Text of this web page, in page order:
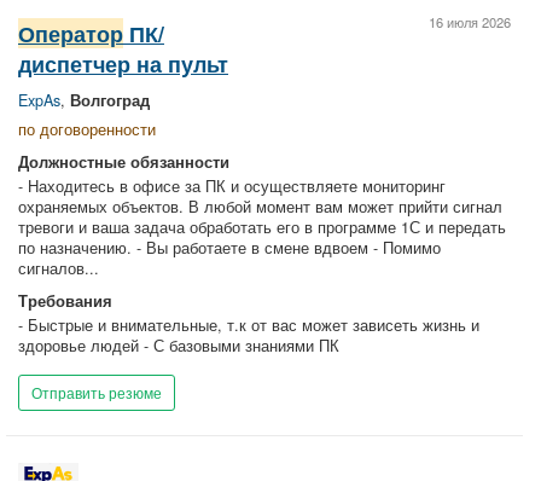
16 июля 2026
Оператор ПК/
диспетчер на пульт
ExpAs, Волгоград
по договоренности
Должностные обязанности
- Находитесь в офисе за ПК и осуществляете мониторинг
охраняемых объектов. В любой момент вам может прийти сигнал
тревоги и ваша задача обработать его в программе 1С и передать
по назначению. - Вы работаете в смене вдвоем - Помимо
сигналов...
Требования
- Быстрые и внимательные, т.к от вас может зависеть жизнь и
здоровье людей - С базовыми знаниями ПК
Отправить резюме